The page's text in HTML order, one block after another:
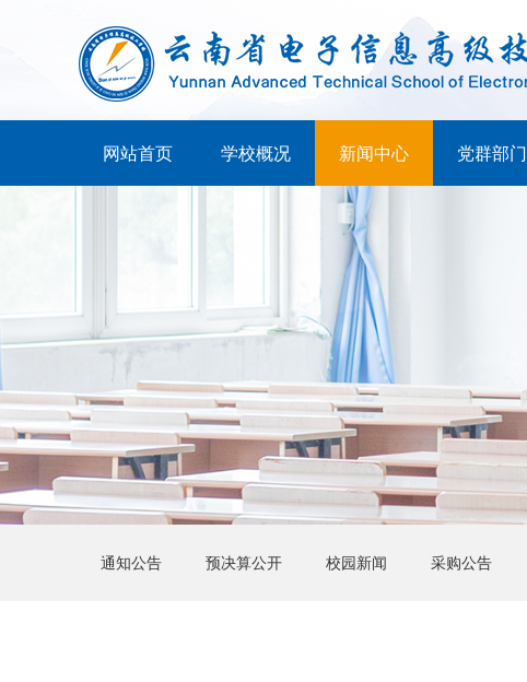
网站首页 学校概况 新闻中心 党群部门
通知公告 预决算公开 校园新闻 采购公告